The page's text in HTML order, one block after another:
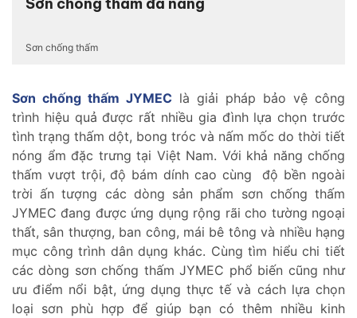
Sơn chống thấm
Sơn chống thấm JYMEC là giải pháp bảo vệ công
trình hiệu quả được rất nhiều gia đình lựa chọn trước
tình trạng thấm dột, bong tróc và nấm mốc do thời tiết
nóng ẩm đặc trưng tại Việt Nam. Với khả năng chống
thấm vượt trội, độ bám dính cao cùng độ bền ngoài
trời ấn tượng các dòng sản phẩm sơn chống thấm
JYMEC đang được ứng dụng rộng rãi cho tường ngoại
thất, sân thượng, ban công, mái bê tông và nhiều hạng
mục công trình dân dụng khác. Cùng tìm hiểu chi tiết
các dòng sơn chống thấm JYMEC phổ biến cũng như
ưu điểm nổi bật, ứng dụng thực tế và cách lựa chọn
loại sơn phù hợp để giúp bạn có thêm nhiều kinh